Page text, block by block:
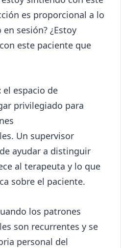
es proporcional a lo
sesión? ¿Estoy
este paciente que
el espacio de
privilegiado para
Un supervisor
ayudar a distinguir
al terapeuta y lo que
sobre el paciente.
los patrones
son recurrentes y se
personal del